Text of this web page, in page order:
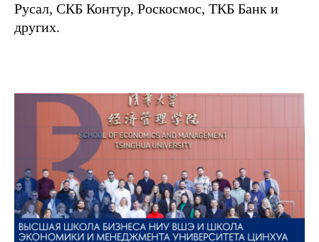
Русал, СКБ Контур, Роскосмос, ТКБ Банк и
других.